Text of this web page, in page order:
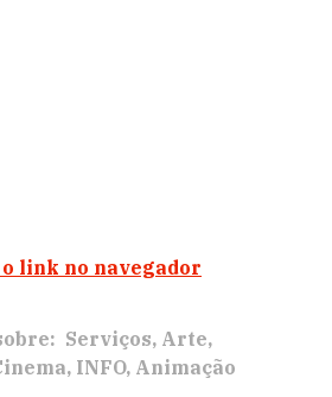
link no navegador
Serviços Arte
INFO Animação